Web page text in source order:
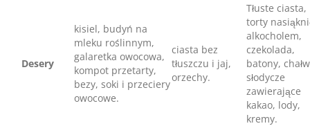
Desery
kisiel, budyń na
mleku roślinnym,
galaretka owocowa,
kompot przetarty,
bezy, soki i przeciery
owocowe.
ciasta bez
tłuszczu i jaj,
orzechy.
Tłuste ciasta,
torty
alkocholem,
czekolada,
batony,
słodycze
zawierające
kakao, lody,
kremy.